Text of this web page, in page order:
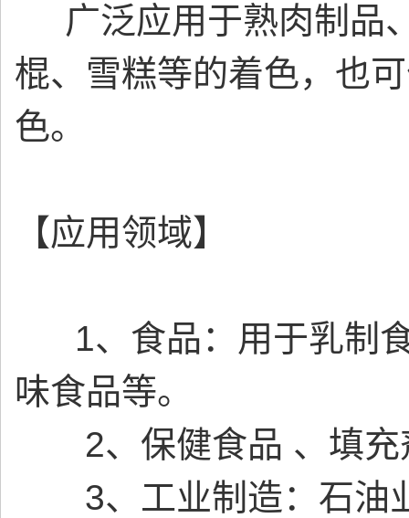
广泛应用于熟肉制品
棍、雪糕等的着色，也
色。
【应用领域】
1、食品：用于乳制食
味食品等。
2、保健食品 、填充
3、工业制造：石油业